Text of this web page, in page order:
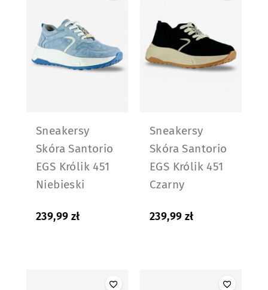
Sneakersy
Skóra Santorio
EGS Królik 451
Niebieski
239,99 zł
Sneakersy
Skóra Santorio
EGS Królik 451
Czarny
239,99 zł